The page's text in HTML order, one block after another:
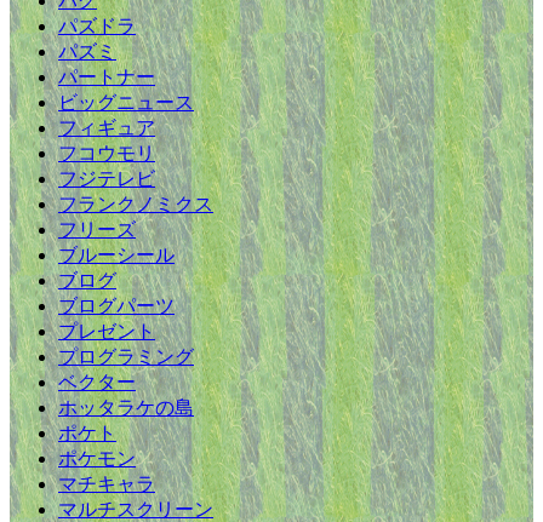
パズドラ
パズミ
パートナー
ビッグニュース
フィギュア
フコウモリ
フジテレビ
フランクノミクス
フリーズ
ブルーシール
ブログ
ブログパーツ
プレゼント
プログラミング
ベクター
ホッタラケの島
ポケト
ポケモン
マチキャラ
マルチスクリーン